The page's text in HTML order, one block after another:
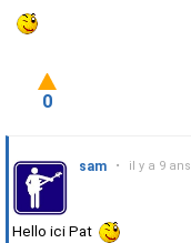
0
sam • il y a 9 ans
Hello ici Pat